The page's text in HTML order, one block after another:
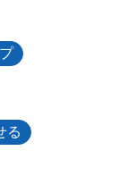
る